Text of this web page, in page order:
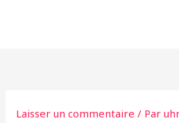
Laisser un commentaire / Par